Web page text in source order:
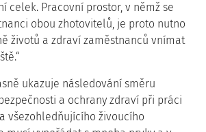
celek. Pracovní prostor, v němž se
obou zhotovitelů, je proto nutno
životů a zdraví zaměstnanců vnímat
ukazuje následování směru
a ochrany zdraví při práci
všezohledňujícího živoucího